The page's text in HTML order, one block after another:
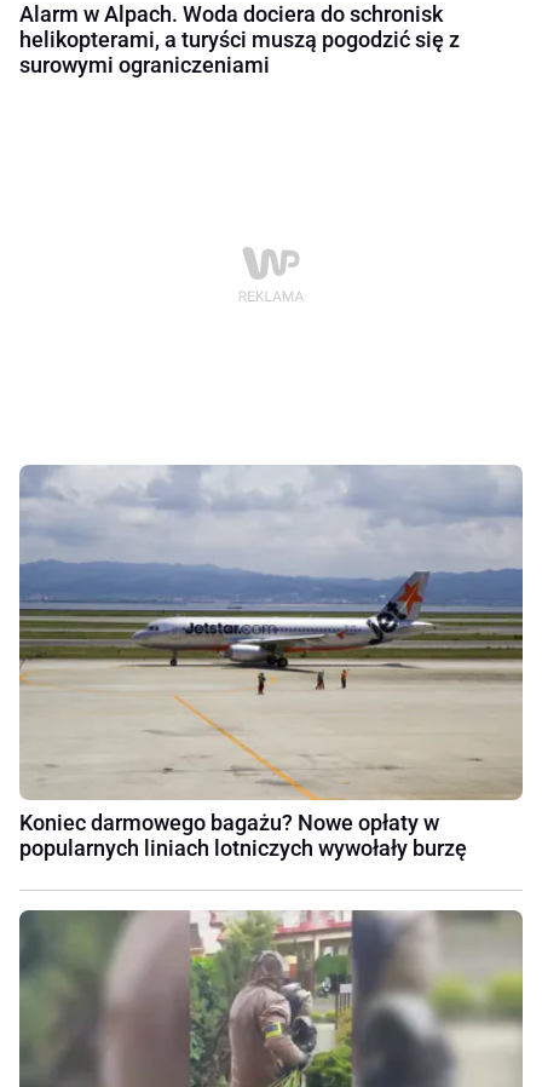
Alarm w Alpach. Woda dociera do schronisk
helikopterami, a turyści muszą pogodzić się z
surowymi ograniczeniami
Koniec darmowego bagażu? Nowe opłaty w
popularnych liniach lotniczych wywołały burzę